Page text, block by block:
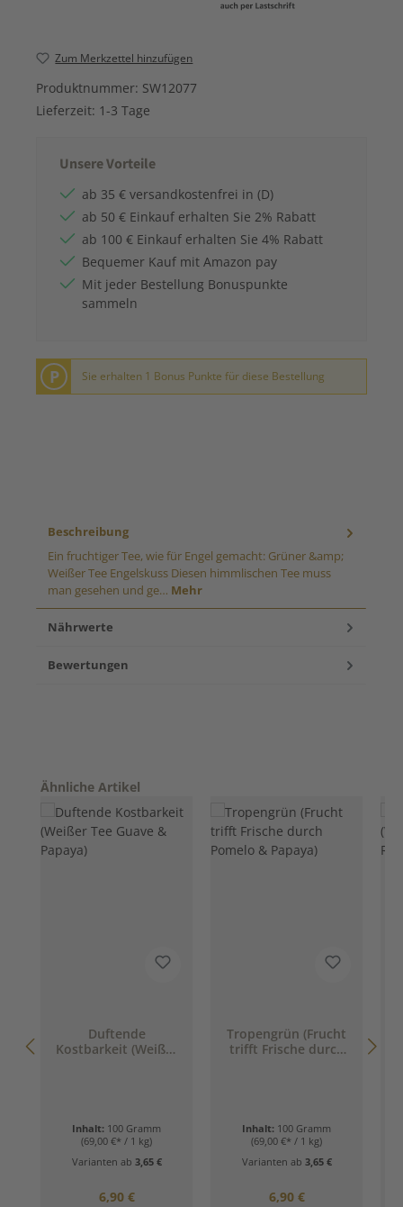
Zum Merkzettel hinzufügen
Produktnummer: SW12077
Lieferzeit: 1-3 Tage
Unsere Vorteile
ab 35 € versandkostenfrei in (D)
ab 50 € Einkauf erhalten Sie 2% Rabatt
ab 100 € Einkauf erhalten Sie 4% Rabatt
Bequemer Kauf mit Amazon pay
Mit jeder Bestellung Bonuspunkte
sammeln
P Sie erhalten 1 Bonus Punkte für diese Bestellung
Beschreibung
Ein fruchtiger Tee, wie für Engel gemacht: Grüner &amp;
Weißer Tee Engelskuss Diesen himmlischen Tee muss
man gesehen und ge… Mehr
Nährwerte
Bewertungen
Produktgalerie überspringen
Ähnliche Artikel
Duftende
Kostbarkeit (Weißer
Inhalt: 100 Gramm
(69,00 €* / 1 kg)
Varianten ab 3,65 €
Regulärer Preis:
6,90 €
Tropengrün (Frucht
trifft Frische durch
Inhalt: 100 Gramm
(69,00 €* / 1 kg)
Varianten ab 3,65 €
Regulärer Preis:
6,90 €